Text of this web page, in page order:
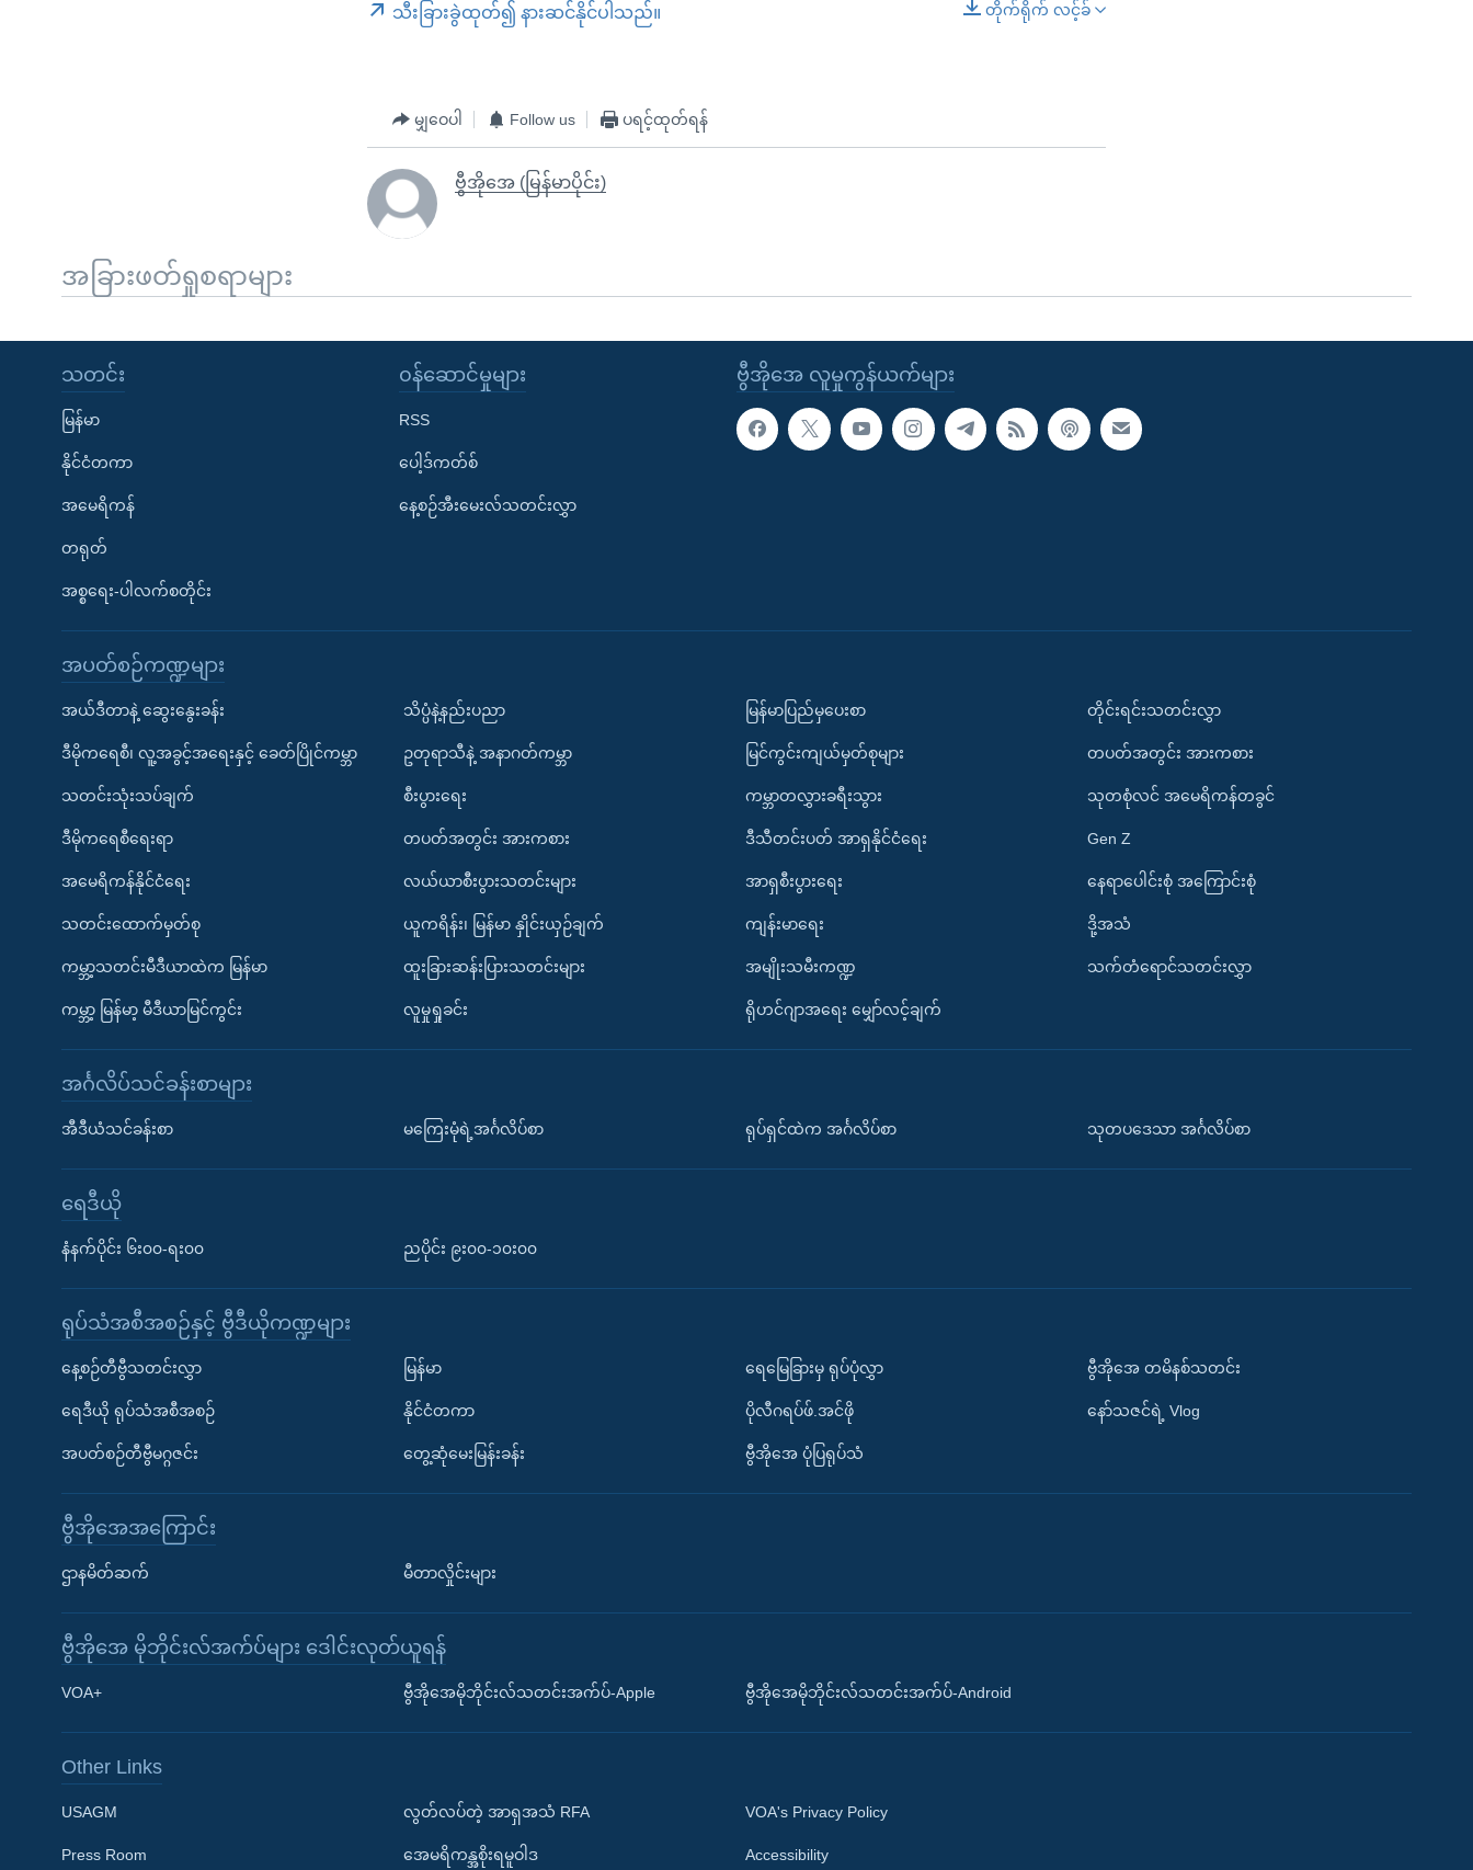
Learning English
ဘာသာစကားများ
SHARE
တိုက်ရိုက် လင့်ခ်
သီးခြားခွဲထုတ်၍ နားဆင်နိုင်ပါသည်။
မျှဝေပါ Follow us ပရင့်ထုတ်ရန်
ဗွီအိုအေ (မြန်မာပိုင်း)
အခြားဖတ်ရှုစရာများ
ဗွီအိုအေ လူမှုကွန်ယက်များ
သတင်း
မြန်မာ
နိုင်ငံတကာ
အမေရိကန်
တရုတ်
အစ္စရေး-ပါလက်စတိုင်း
၀န်ဆောင်မှုများ
RSS
ပေါ့ဒ်ကတ်စ်
နေ့စဉ်အီးမေးလ်သတင်းလွှာ
အပတ်စဉ်ကဏ္ဍများ
အယ်ဒီတာနဲ့ ဆွေးနွေးခန်း
ဒီမိုကရေစီ၊ လူ့အခွင့်အရေးနှင့် ခေတ်ပြိုင်ကမ္ဘာ
သတင်းသုံးသပ်ချက်
ဒီမိုကရေစီရေးရာ
အမေရိကန်နိုင်ငံရေး
သတင်းထောက်မှတ်စု
ကမ္ဘာ့သတင်းမီဒီယာထဲက မြန်မာ
ကမ္ဘာ့ မြန်မာ့ မီဒီယာမြင်ကွင်း
သိပ္ပံနဲ့နည်းပညာ
ဥတုရာသီနဲ့ အနာဂတ်ကမ္ဘာ
စီးပွားရေး
တပတ်အတွင်း အားကစား
လယ်ယာစီးပွားသတင်းများ
ယူကရိန်း၊ မြန်မာ နှိုင်းယှဉ်ချက်
ထူးခြားဆန်းပြားသတင်းများ
လူမှုရှုခင်း
မြန်မာပြည်မှပေးစာ
မြင်ကွင်းကျယ်မှတ်စုများ
ကမ္ဘာတလွှားခရီးသွား
ဒီသီတင်းပတ် အာရှနိုင်ငံရေး
အာရှစီးပွားရေး
ကျန်းမာရေး
အမျိုးသမီးကဏ္ဍ
ရိုဟင်ဂျာအရေး မျှော်လင့်ချက်
တိုင်းရင်းသတင်းလွှာ
တပတ်အတွင်း အားကစား
သုတစုံလင် အမေရိကန်တခွင်
Gen Z
နေရာပေါင်းစုံ အကြောင်းစုံ
ဒို့အသံ
သက်တံရောင်သတင်းလွှာ
အင်္ဂလိပ်သင်ခန်းစာများ
အီဒီယံသင်ခန်းစာ မကြေးမုံရဲ့အင်္ဂလိပ်စာ ရုပ်ရှင်ထဲက အင်္ဂလိပ်စာ သုတပဒေသာ အင်္ဂလိပ်စာ
ရေဒီယို
နံနက်ပိုင်း ၆း၀၀-ရး၀၀ ညပိုင်း ၉း၀၀-၁၀း၀၀
ရုပ်သံအစီအစဉ်နှင့် ဗွီဒီယိုကဏ္ဍများ
နေ့စဉ်တီဗွီသတင်းလွှာ
ရေဒီယို ရုပ်သံအစီအစဉ်
အပတ်စဉ်တီဗွီမဂ္ဂဇင်း
မြန်မာ
နိုင်ငံတကာ
တွေ့ဆုံမေးမြန်းခန်း
ရေမြေခြားမှ ရုပ်ပုံလွှာ
ပိုလီဂရပ်ဖ်.အင်ဖို
ဗွီအိုအေ ပုံပြရုပ်သံ
ဗွီအိုအေ တမိနစ်သတင်း
နော်သဇင်ရဲ့ Vlog
ဗွီအိုအေအကြောင်း
ဌာနမိတ်ဆက် မီတာလှိုင်းများ
ဗွီအိုအေ မိုဘိုင်းလ်အက်ပ်များ ဒေါင်းလုတ်ယူရန်
VOA+ ဗွီအိုအေမိုဘိုင်းလ်သတင်းအက်ပ်-Apple ဗွီအိုအေမိုဘိုင်းလ်သတင်းအက်ပ်-Android
Other Links
USAGM
Press Room
လွတ်လပ်တဲ့ အာရှအသံ RFA
အေမရိကန္အစိုးရမူဝါဒ
VOA's Privacy Policy
Accessibility